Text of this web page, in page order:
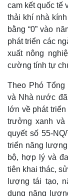
cam kết quốc tế
thải khí nhà
bằng “0” vào
phát triển các
xuất nông
cường tính tự
Theo Phó
và Nhà nước
lớn về phát
trưởng xanh và
quyết số 55-
triển năng
bộ, hợp lý và
tiên khai thác,
lượng tái tạo,
dụng năng